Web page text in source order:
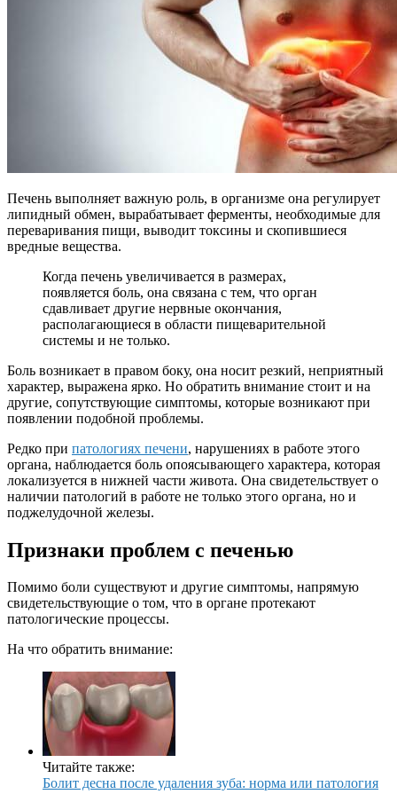
Печень выполняет важную роль, в организме она регулирует
липидный обмен, вырабатывает ферменты, необходимые для
переваривания пищи, выводит токсины и скопившиеся
вредные вещества.
Когда печень увеличивается в размерах,
появляется боль, она связана с тем, что орган
сдавливает другие нервные окончания,
располагающиеся в области пищеварительной
системы и не только.
Боль возникает в правом боку, она носит резкий, неприятный
характер, выражена ярко. Но обратить внимание стоит и на
другие, сопутствующие симптомы, которые возникают при
появлении подобной проблемы.
Редко при патологиях печени, нарушениях в работе этого
органа, наблюдается боль опоясывающего характера, которая
локализуется в нижней части живота. Она свидетельствует о
наличии патологий в работе не только этого органа, но и
поджелудочной железы.
Признаки проблем с печенью
Помимо боли существуют и другие симптомы, напрямую
свидетельствующие о том, что в органе протекают
патологические процессы.
На что обратить внимание:
Читайте также:
Болит десна после удаления зуба: норма или патология